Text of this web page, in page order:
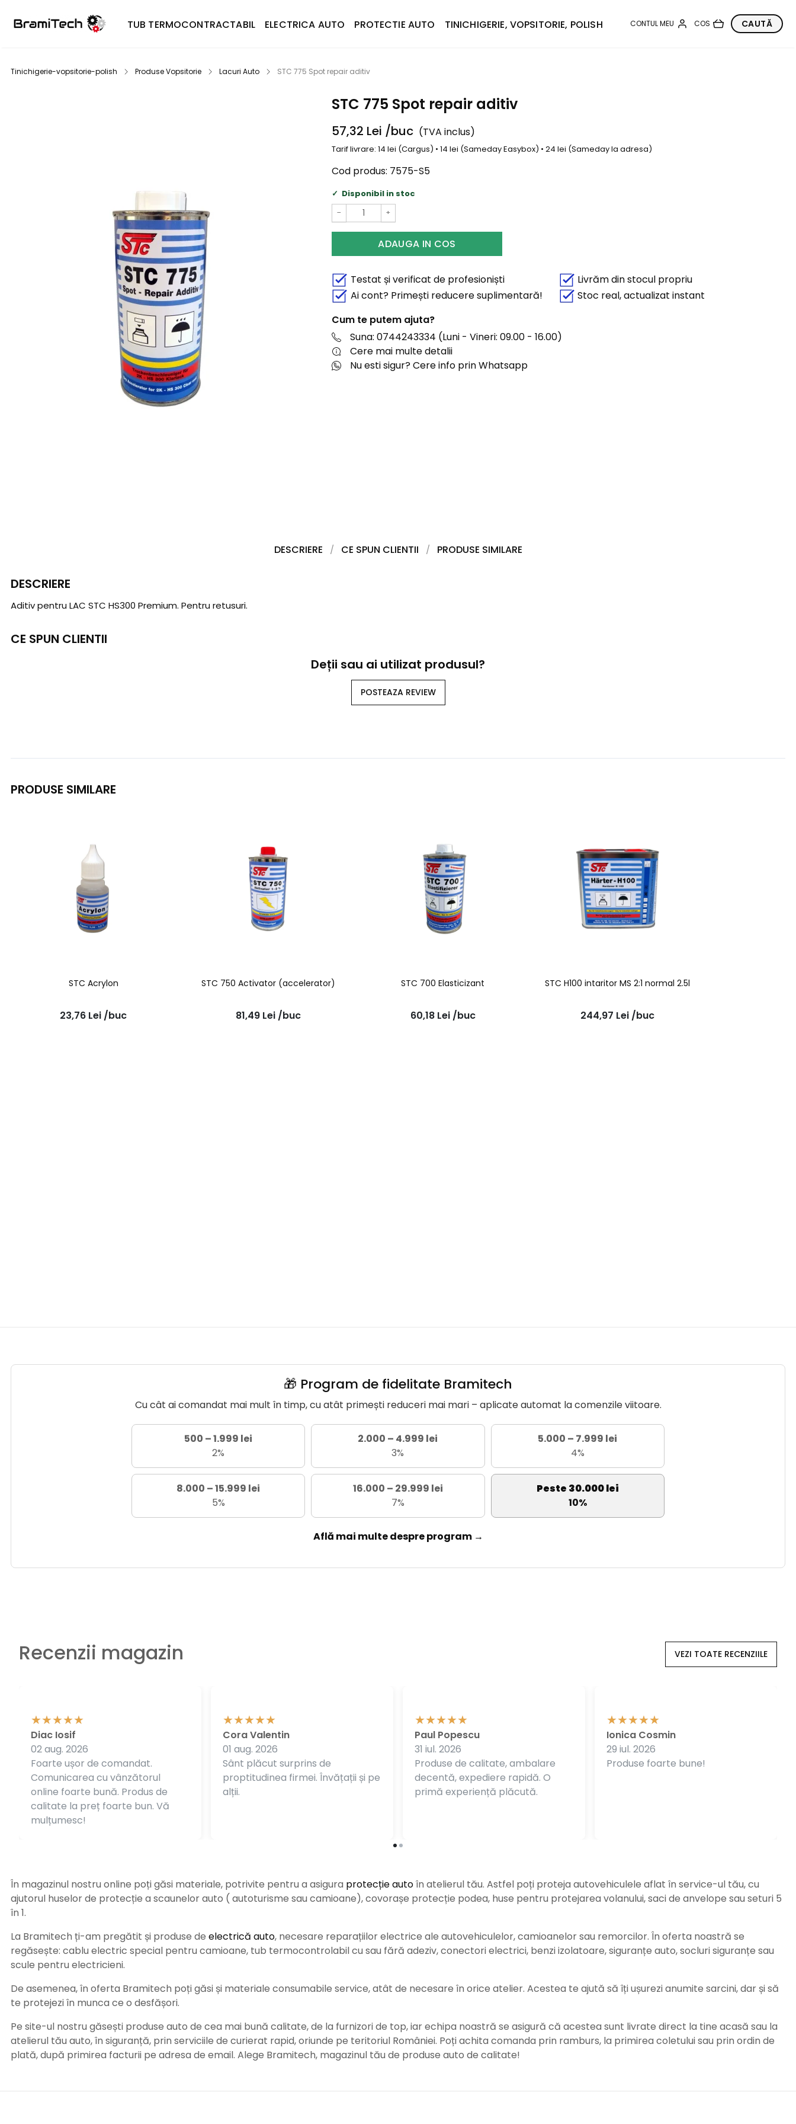
TUB TERMOCONTRACTABIL ELECTRICA AUTO PROTECTIE AUTO TINICHIGERIE, VOPSITORIE, POLISH
Tinichigerie-vopsitorie-polish Produse Vopsitorie Lacuri Auto STC 775 Spot repair aditiv
STC 775 Spot repair aditiv
57,32 Lei /buc (TVA inclus)
Tarif livrare: 14 lei (Cargus) • 14 lei (Sameday Easybox) • 24 lei (Sameday la adresa)
Cod produs: 7575-S5
Disponibil in stoc
− +
ADAUGA IN COS
Testat și verificat de profesioniști
Livrăm din stocul propriu
Ai cont? Primești reducere suplimentară!
Stoc real, actualizat instant
Cum te putem ajuta?
Suna: 0744243334 (Luni - Vineri: 09.00 - 16.00)
Cere mai multe detalii
Nu esti sigur? Cere info prin Whatsapp
DESCRIERE CE SPUN CLIENTII PRODUSE SIMILARE
DESCRIERE
Aditiv pentru LAC STC HS300 Premium. Pentru retusuri.
CE SPUN CLIENTII
Deții sau ai utilizat produsul?
POSTEAZA REVIEW
PRODUSE SIMILARE
STC Acrylon
23,76 Lei /buc
STC 750 Activator (accelerator)
81,49 Lei /buc
STC 700 Elasticizant
60,18 Lei /buc
STC H100 intaritor MS 2:1 normal 2.5l
244,97 Lei /buc
🎁 Program de fidelitate Bramitech
Cu cât ai comandat mai mult în timp, cu atât primești reduceri mai mari – aplicate automat la comenzile viitoare.
500 – 1.999 lei
2%
2.000 – 4.999 lei
3%
5.000 – 7.999 lei
4%
8.000 – 15.999 lei
5%
16.000 – 29.999 lei
7%
Peste 30.000 lei
10%
Află mai multe despre program →
Recenzii magazin VEZI TOATE RECENZIILE
Foarte ușor de comandat.
Comunicarea cu vânzătorul
online foarte bună. Produs de
calitate la preț foarte bun. Vă
mulțumesc!
Diac Iosif
02 aug. 2026
Sânt plăcut surprins de
proptitudinea firmei. Învățații și pe
alții.
Cora Valentin
01 aug. 2026
Produse de calitate, ambalare
decentă, expediere rapidă. O
primă experiență plăcută.
Paul Popescu
31 iul. 2026
Produse foarte bune!
Ionica Cosmin
29 iul. 2026
În magazinul nostru online poți găsi materiale, potrivite pentru a asigura protecție autoîn atelierul tău. Astfel poți proteja autovehiculele aflat în service-ul tău, cu
ajutorul huselor de protecție a scaunelor auto ( autoturisme sau camioane), covorașe protecție podea, huse pentru protejarea volanului, saci de anvelope sau seturi 5
în 1.
La Bramitech ți-am pregătit și produse de electrică auto, necesare reparațiilor electrice ale autovehiculelor, camioanelor sau remorcilor. În oferta noastră se
regăsește: cablu electric special pentru camioane, tub termocontrolabil cu sau fără adeziv, conectori electrici, benzi izolatoare, siguranțe auto, socluri siguranțe sau
scule pentru electricieni.
De asemenea, în oferta Bramitech poți găsi și materiale consumabile service, atât de necesare în orice atelier. Acestea te ajută să îți ușurezi anumite sarcini, dar și să
te protejezi în munca ce o desfășori.
Pe site-ul nostru găsești produse auto de cea mai bună calitate, de la furnizori de top, iar echipa noastră se asigură că acestea sunt livrate direct la tine acasă sau la
atelierul tău auto, în siguranță, prin serviciile de curierat rapid, oriunde pe teritoriul României. Poți achita comanda prin ramburs, la primirea coletului sau prin ordin de
plată, după primirea facturii pe adresa de email. Alege Bramitech, magazinul tău de produse auto de calitate!